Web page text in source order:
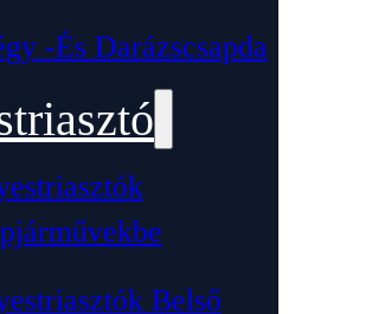
-és Darázscsapda
Belső